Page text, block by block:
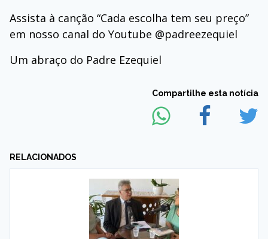
Assista à canção “Cada escolha tem seu preço”
em nosso canal do Youtube @padreezequiel
Um abraço do Padre Ezequiel
Compartilhe esta notícia
RELACIONADOS